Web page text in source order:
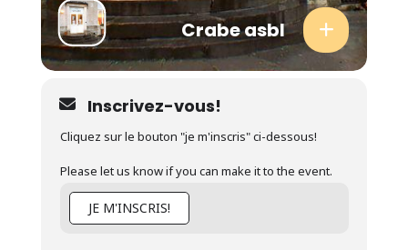
Crabe asbl
Inscrivez-vous!
Cliquez sur le bouton "je m'inscris" ci-dessous!
Please let us know if you can make it to the event.
JE M'INSCRIS!